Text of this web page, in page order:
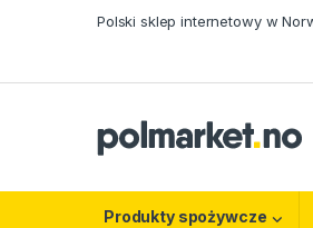
Polski sklep internetowy w
Produkty spożywcze